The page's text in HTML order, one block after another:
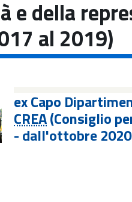
e della
al 2019)
ex Capo
CREA(Consiglio
- dall'ottobre 2020